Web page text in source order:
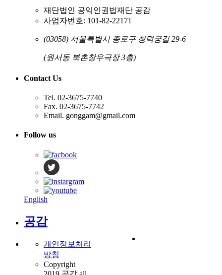
재단법인 공익인권법재단 공감
사업자번호: 101-82-22171
(03058) 서울특별시 종로구 창덕궁길 29-6
(원서동 북촌창우극장 3층)
Contact Us
Tel. 02-3675-7740
Fax. 02-3675-7742
Email. gonggam@gmail.com
Follow us
English
공감
개인정보처리
방침
Copyright